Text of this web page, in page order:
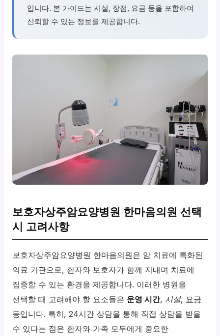
입니다. 본 가이드는 시설, 장점, 요금 등을 포함하여
신뢰할 수 있는 정보를 제공합니다.
보호자상주암요양병원 한마음의원 선택
시 고려사항
보호자상주암요양병원 한마음의원은 암 치료에 특화된
의료 기관으로, 환자와 보호자가 함께 지내며 치료에
집중할 수 있는 환경을 제공합니다. 이러한 병원을
선택할 때 고려해야 할 요소들은 운영 시간, 시설, 요금
등입니다. 특히, 24시간 상담을 통해 직접 상담을 받을
수 있다는 점은 환자와 가족 모두에게 중요한